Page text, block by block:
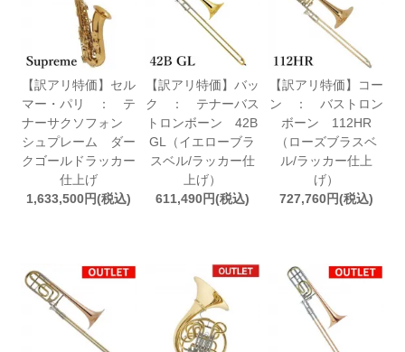
【訳アリ特価】セル
マー・パリ ： テ
ナーサクソフォン
シュプレーム ダー
クゴールドラッカー
仕上げ
1,633,500円(税込)
【訳アリ特価】バッ
ク ： テナーバス
トロンボーン 42B
GL（イエローブラ
スベル/ラッカー仕
上げ）
611,490円(税込)
【訳アリ特価】コー
ン ： バストロン
ボーン 112HR
（ローズブラスベ
ル/ラッカー仕上
げ）
727,760円(税込)